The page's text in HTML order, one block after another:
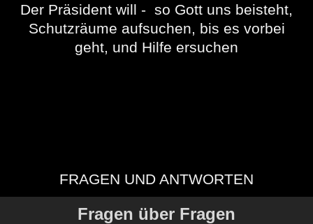
Der Präsident will - so Gott uns beisteht,
Schutzräume aufsuchen, bis es vorbei
geht, und Hilfe ersuchen
FRAGEN UND ANTWORTEN
Fragen über Fragen